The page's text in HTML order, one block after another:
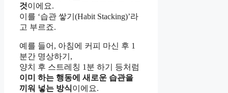
것이에요.
이를 ‘습관 쌓기(Habit Stacking)’라
고 부르죠.
예를 들어, 아침에 커피 마신 후 1
분간 명상하기,
양치 후 스트레칭 1분 하기 등처럼
이미 하는 행동에 새로운 습관을
끼워 넣는 방식이에요.